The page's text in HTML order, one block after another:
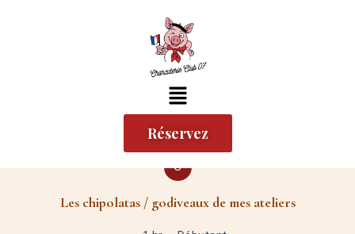
Menu
Réservez
S
Les chipolatas / godiveaux de mes ateliers